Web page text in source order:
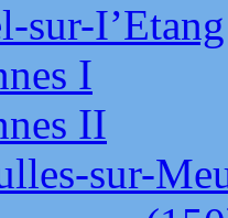
sur-
I
II
sur-